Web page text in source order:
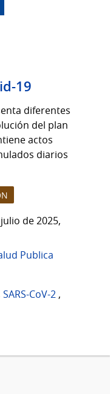
19
diferentes
del plan
actos
diarios
de 2025,
Publica
SARS-CoV-2 ,